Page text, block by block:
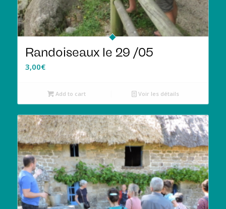
Randoiseaux le 29 /05
3,00€
Add to cart Voir les détails